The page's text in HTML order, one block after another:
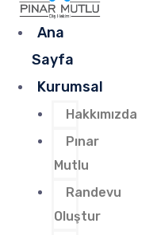
Ana
Sayfa
Kurumsal
Hakkımızda
Pınar
Mutlu
Randevu
Oluştur